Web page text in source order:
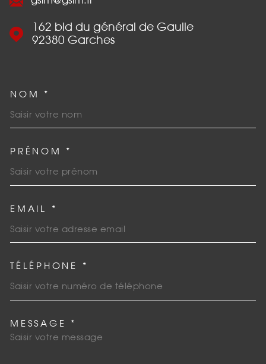
162 bld du général de Gaulle
92380
Garches
NOM *
PRÉNOM *
EMAIL *
TÉLÉPHONE *
MESSAGE *